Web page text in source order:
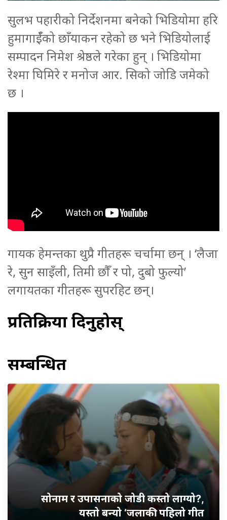
सुलभ पहारीको निर्देशनमा बनेको भिडियोमा हरि
हुमागाईँको छाँयाकन रहेको छ भने भिडियोलाई
सम्पादन निमेश श्रेष्ठले गरेका हुन् । भिडियोमा
रेश्मा घिमिरे र मनोज आर. सिको जोडि जमेको
छ ।
गायक हेमन्तका थुप्रै गीतहरू चर्चामा छन् । ‘लैजा
रे, सुन साइँली, तिमी छौँ र पो, दुबो फुल्यो’
लगायतका गीतहरू सुपरहिट छन्।
प्रतिक्रिया दिनुहोस्
सम्बन्धित
सोनाम र उपासनाको जोडी कस्तो लाग्यो?,
यस्तो बन्यो ‘जलाकी’ पहिलो गीत